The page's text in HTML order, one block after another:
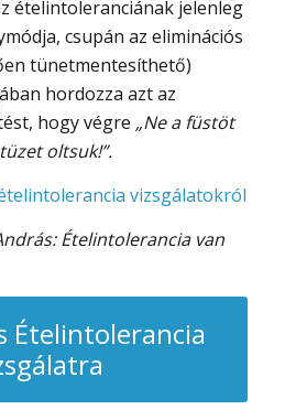
ételintoleranciának jelenleg
csupán az eliminációs
tünetmentesíthető)
hordozza azt az
hogy végre „Ne a füstöt
oltsuk!”.
vizsgálatokról
Ételintolerancia van
Ételintolerancia